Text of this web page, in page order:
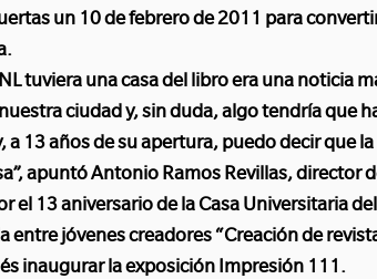
un 10 de febrero de 2011 para
tuviera una casa del libro era una noticia
ciudad y, sin duda, algo tendría que
a 13 años de su apertura, puedo decir que
apuntó Antonio Ramos Revillas, director
el 13 aniversario de la Casa Universitaria
entre jóvenes creadores “Creación de
inaugurar la exposición Impresión 111.